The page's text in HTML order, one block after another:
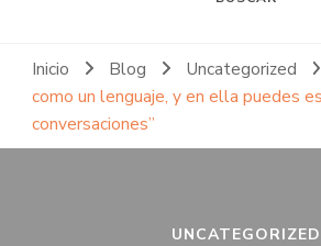
Inicio Blog Uncategorized
como un lenguaje, y en ella puedes
conversaciones”
UNCATEGORIZED